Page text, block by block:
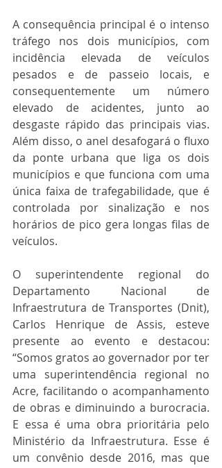
A consequência principal é o intenso
tráfego nos dois municípios, com
incidência elevada de veículos
pesados e de passeio locais, e
consequentemente um número
elevado de acidentes, junto ao
desgaste rápido das principais vias.
Além disso, o anel desafogará o fluxo
da ponte urbana que liga os dois
municípios e que funciona com uma
única faixa de trafegabilidade, que é
controlada por sinalização e nos
horários de pico gera longas filas de
veículos.
O superintendente regional do
Departamento Nacional de
Infraestrutura de Transportes (Dnit),
Carlos Henrique de Assis, esteve
presente ao evento e destacou:
“Somos gratos ao governador por ter
uma superintendência regional no
Acre, facilitando o acompanhamento
de obras e diminuindo a burocracia.
E essa é uma obra prioritária pelo
Ministério da Infraestrutura. Esse é
um convênio desde 2016, mas que